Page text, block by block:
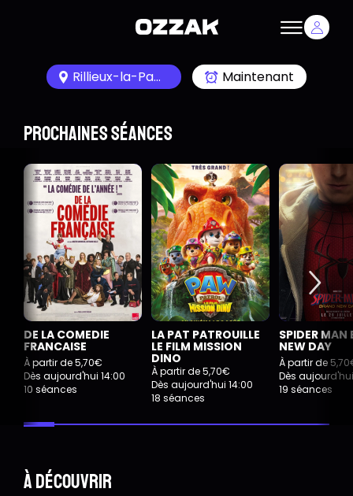
Rillieux-la-Pape 69140 Maintenant
Prochaines séances
DE LA COMEDIE
FRANCAISE
À partir de 5,70€
Dès aujourd'hui 14:00
10 séances
LA PAT PATROUILLE
LE FILM MISSION
DINO
À partir de 5,70€
Dès aujourd'hui 14:00
18 séances
SPIDER MAN
NEW DAY
À partir de
Dès
19 séances
À découvrir